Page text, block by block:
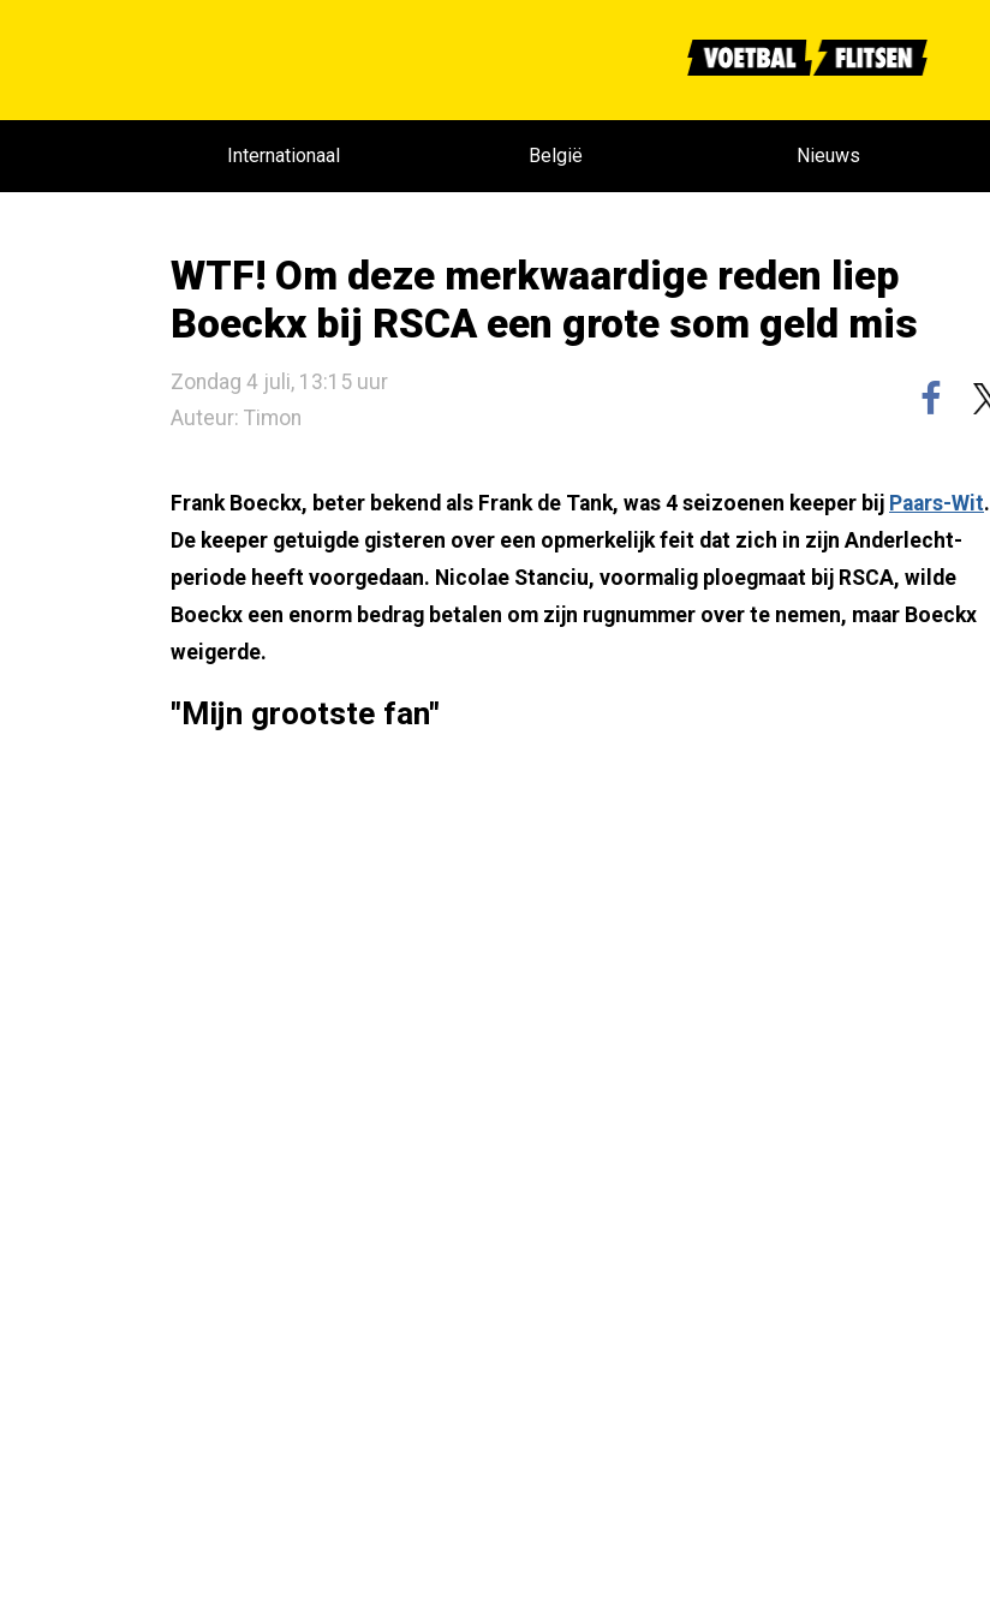
Internationaal België Nieuws
WTF! Om deze merkwaardige reden liep
Boeckx bij RSCA een grote som geld mis
Zondag 4 juli, 13:15 uur
Auteur: Timon
Frank Boeckx, beter bekend als Frank de Tank, was 4 seizoenen keeper bij Paars-Wit.
De keeper getuigde gisteren over een opmerkelijk feit dat zich in zijn Anderlecht-
periode heeft voorgedaan. Nicolae Stanciu, voormalig ploegmaat bij RSCA, wilde
Boeckx een enorm bedrag betalen om zijn rugnummer over te nemen, maar Boeckx
weigerde.
"Mijn grootste fan"